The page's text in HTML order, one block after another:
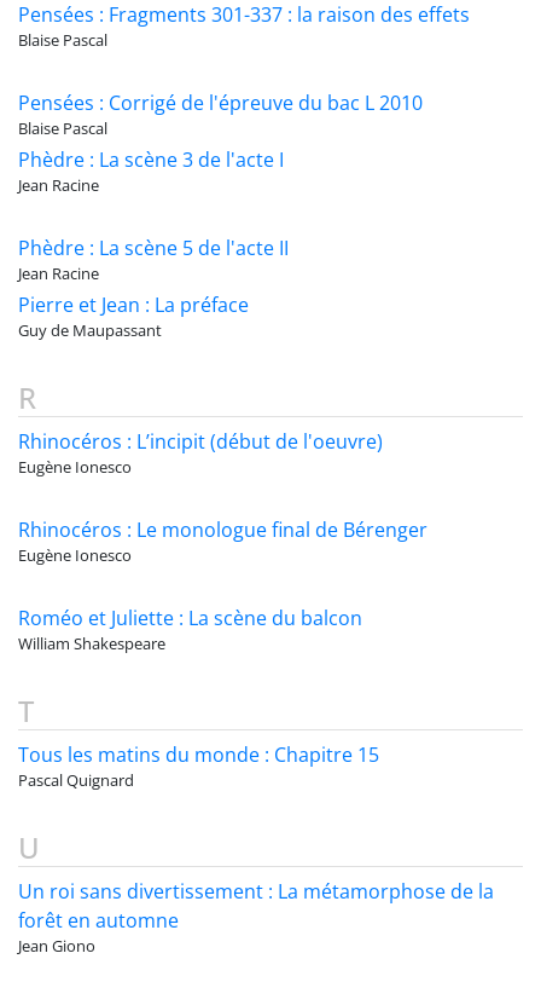
Pensées : Fragments 301-337 : la raison des effets
Blaise Pascal
Pensées : Corrigé de l'épreuve du bac L 2010
Blaise Pascal
Phèdre : La scène 3 de l'acte I
Jean Racine
Phèdre : La scène 5 de l'acte II
Jean Racine
Pierre et Jean : La préface
Guy de Maupassant
R
Rhinocéros : L’incipit (début de l'oeuvre)
Eugène Ionesco
Rhinocéros : Le monologue final de Bérenger
Eugène Ionesco
Roméo et Juliette : La scène du balcon
William Shakespeare
T
Tous les matins du monde : Chapitre 15
Pascal Quignard
U
Un roi sans divertissement : La métamorphose de la
forêt en automne
Jean Giono